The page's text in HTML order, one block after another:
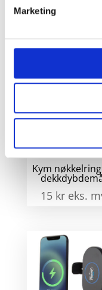
Marketing
Relaterte
Kym
15 kr eks.